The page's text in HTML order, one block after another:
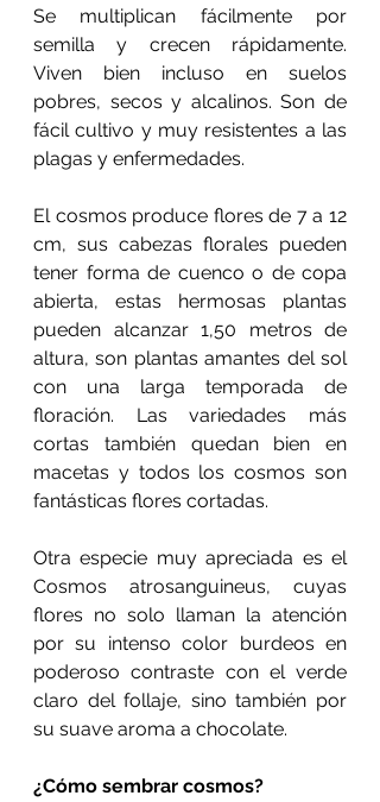
Se multiplican fácilmente por
semilla y crecen rápidamente.
Viven bien incluso en suelos
pobres, secos y alcalinos. Son de
fácil cultivo y muy resistentes a las
plagas y enfermedades.
El cosmos produce flores de 7 a 12
cm, sus cabezas florales pueden
tener forma de cuenco o de copa
abierta, estas hermosas plantas
pueden alcanzar 1,50 metros de
altura, son plantas amantes del sol
con una larga temporada de
floración. Las variedades más
cortas también quedan bien en
macetas y todos los cosmos son
fantásticas flores cortadas.
Otra especie muy apreciada es el
Cosmos atrosanguineus, cuyas
flores no solo llaman la atención
por su intenso color burdeos en
poderoso contraste con el verde
claro del follaje, sino también por
su suave aroma a chocolate.
¿Cómo sembrar cosmos?